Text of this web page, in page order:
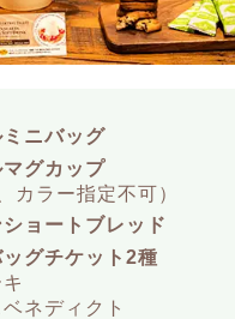
ニバッグ
グカップ
カラー指定不可）
ョートブレッド
グチケット2種
ベネディクト